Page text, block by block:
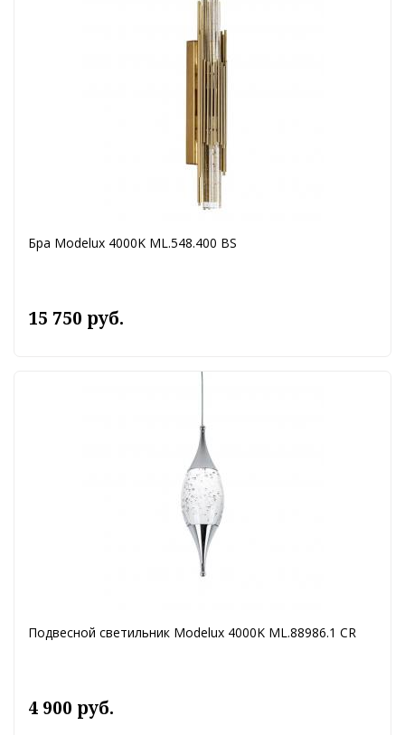
Бра Modelux 4000K ML.548.400 BS
15 750 руб.
Подвесной светильник Modelux 4000K ML.88986.1 CR
4 900 руб.